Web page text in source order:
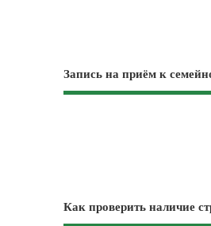
Запись на приём к
Как проверить наличие